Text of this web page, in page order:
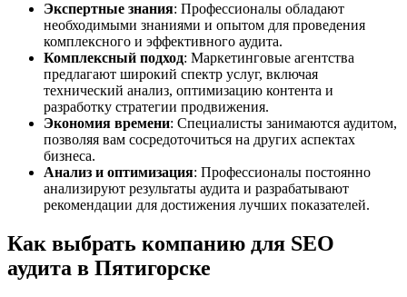
Экспертные знания: Профессионалы обладают
необходимыми знаниями и опытом для проведения
комплексного и эффективного аудита.
Комплексный подход: Маркетинговые агентства
предлагают широкий спектр услуг, включая
технический анализ, оптимизацию контента и
разработку стратегии продвижения.
Экономия времени: Специалисты занимаются аудитом,
позволяя вам сосредоточиться на других аспектах
бизнеса.
Анализ и оптимизация: Профессионалы постоянно
анализируют результаты аудита и разрабатывают
рекомендации для достижения лучших показателей.
Как выбрать компанию для SEO
аудита в Пятигорске